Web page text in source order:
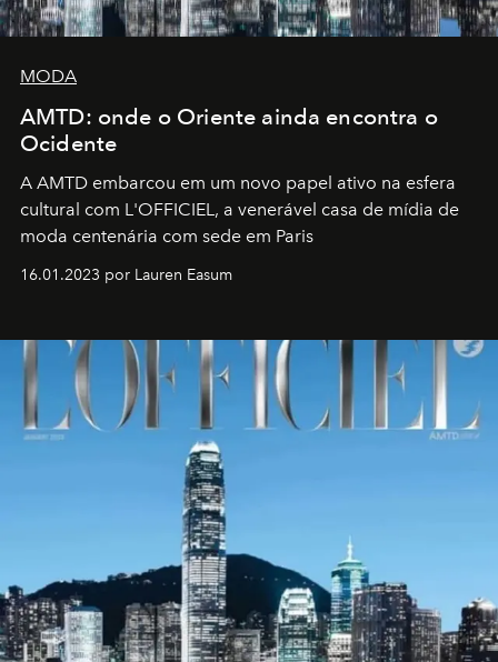
MODA
AMTD: onde o Oriente ainda encontra o
Ocidente
A AMTD embarcou em um novo papel ativo na esfera
cultural com L'OFFICIEL, a venerável casa de mídia de
moda centenária com sede em Paris
16.01.2023 por Lauren Easum